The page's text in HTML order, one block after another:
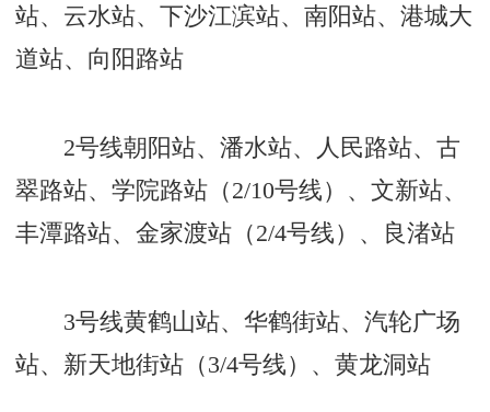
站、云水站、下沙江滨站、南阳站、港城大
道站、向阳路站
2号线朝阳站、潘水站、人民路站、古
翠路站、学院路站（2/10号线）、文新站、
丰潭路站、金家渡站（2/4号线）、良渚站
3号线黄鹤山站、华鹤街站、汽轮广场
站、新天地街站（3/4号线）、黄龙洞站